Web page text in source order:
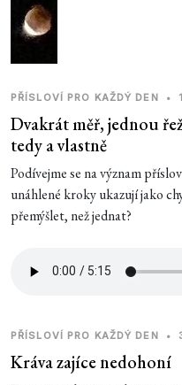
PŘÍSLOVÍ PRO KAŽDÝ DEN •
Dvakrát měř, jednou
tedy a vlastně
Podívejme se na význam
unáhlené kroky ukazují jako
přemýšlet, než jednat?
PŘÍSLOVÍ PRO KAŽDÝ DEN •
Kráva zajíce nedohoní